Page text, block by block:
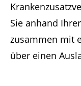
Sie anhand
zusammen mit
über einen